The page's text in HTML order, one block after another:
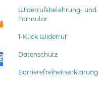
werden
Widerrufsbelehrung- und
Formular
1-Klick Widerruf
Datenschutz
Barrierefreiheitserklärung